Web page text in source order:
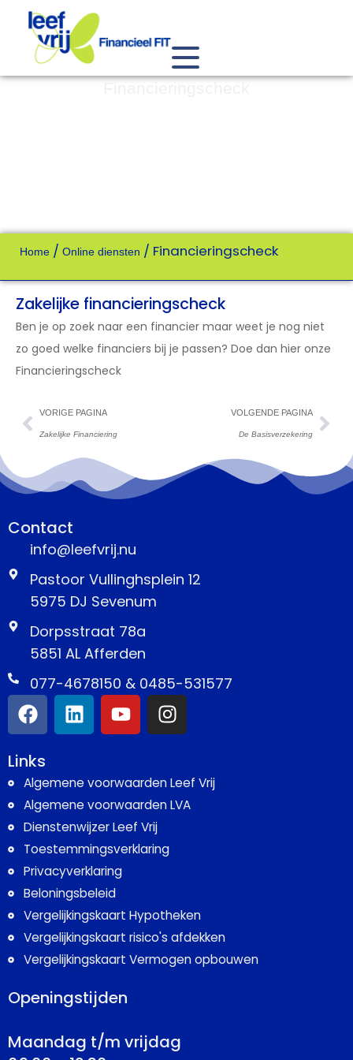
Home / Online diensten / Financieringscheck
Zakelijke financieringscheck
Ben je op zoek naar een financier maar weet je nog niet
zo goed welke financiers bij je passen? Doe dan hier onze
Financieringscheck
VORIGE PAGINA
Zakelijke Financiering
VOLGENDE PAGINA
De Basisverzekering
Contact
info@leefvrij.nu
Pastoor Vullinghsplein 12
5975 DJ Sevenum
Dorpsstraat 78a
5851 AL Afferden
077-4678150 & 0485-531577
Links
Algemene voorwaarden Leef Vrij
Algemene voorwaarden LVA
Dienstenwijzer Leef Vrij
Toestemmingsverklaring
Privacyverklaring
Beloningsbeleid
Vergelijkingskaart Hypotheken
Vergelijkingskaart risico's afdekken
Vergelijkingskaart Vermogen opbouwen
Openingstijden
Maandag t/m vrijdag